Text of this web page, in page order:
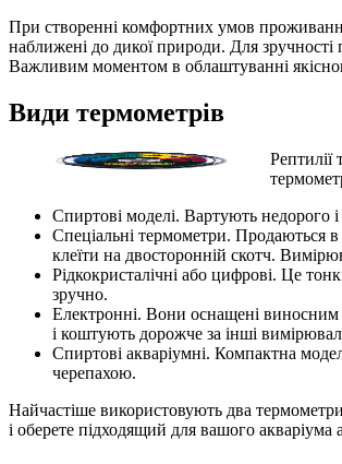
При створенні комфортних умов
наближені до дикої природи. Для
Важливим моментом в облаштуванні
Види термометрів
Рептилії
Спиртові моделі. Вартують недорого
Спеціальні термометри. Продаються в
клеїти на двосторонній скотч.
Рідкокристалічні або цифрові. Це
зручно.
Електронні. Вони оснащені виносним
і коштують дорожче за інші
Спиртові акваріумні. Компактна
черепахою.
Найчастіше використовують два
і оберете підходящий для вашого акваріума